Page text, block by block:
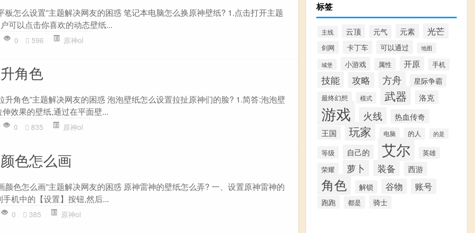
板怎么设置”主题解决网友的困惑 笔记本电脑怎么换原神壁纸? 1.点击打开主题
可以点击你喜欢的动态壁纸...
0 596 原神ol
角色
升角色”主题解决网友的困惑 泡泡壁纸怎么设置拉扯原神们的脸? 1.简答:泡泡壁
效果的壁纸,通过在平面壁...
0 835 原神ol
色怎么画
颜色怎么画”主题解决网友的困惑 原神雷神的壁纸怎么弄? 一、设置原神雷神的
机中的【设置】按钮,然后...
0 385 原神ol
标签
主线 云顶 元气 元素 光芒
剑网 卡丁车 可以通过 地图
城堡 小游戏 属性 开原 手机
技能 攻略 方舟 星际争霸
最终幻想 模式 武器 洛克
游戏 火线 热血传奇
王国 玩家 电脑 的人 的是
等级 自己的 艾尔 英雄
荣耀 萝卜 装备 西游
角色 解锁 谷物 账号
跑跑 都是 骑士